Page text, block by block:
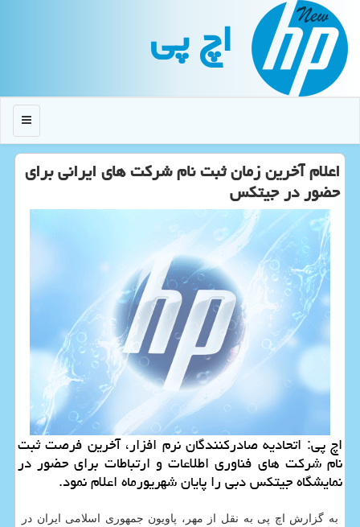
اچ پی
منو
اعلام آخرین زمان ثبت نام شركت های ایرانی برای
حضور در جیتكس
اچ پی: اتحادیه صادركنندگان نرم افزار، آخرین فرصت ثبت
نام شركت های فناوری اطلاعات و ارتباطات برای حضور در
نمایشگاه جیتكس دبی را پایان شهریورماه اعلام نمود.
به گزارش اچ پی به نقل از مهر، پاویون جمهوری اسلامی ایران در